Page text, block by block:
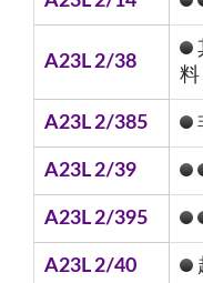
A23L 2/38
料
A23L 2/385
A23L 2/39
A23L 2/395
A23L 2/40